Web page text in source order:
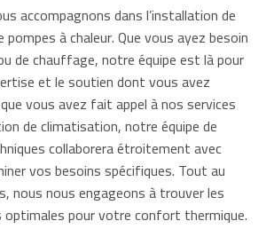
accompagnons dans l’installation de
à chaleur. Que vous ayez besoin
de chauffage, notre équipe est là pour
et le soutien dont vous avez
vous avez fait appel à nos services
de climatisation, notre équipe de
collaborera étroitement avec
vos besoins spécifiques. Tout au
nous nous engageons à trouver les
pour votre confort thermique.